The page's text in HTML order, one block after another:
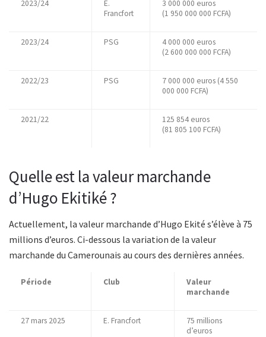
2023/24
E.
Francfort
3 000 000 euros
(1 950 000 000 FCFA)
2023/24 PSG
4 000 000 euros
(2 600 000 000 FCFA)
2022/23 PSG
7 000 000 euros (4 550
000 000 FCFA)
2021/22
125 854 euros
(81 805 100 FCFA)
Quelle est la valeur marchande
d’Hugo Ekitiké ?
Actuellement, la valeur marchande d’Hugo Ekité s’élève à 75
millions d’euros. Ci-dessous la variation de la valeur
marchande du Camerounais au cours des dernières années.
Période Club
Valeur
marchande
27 mars 2025 E. Francfort
75 millions
d’euros